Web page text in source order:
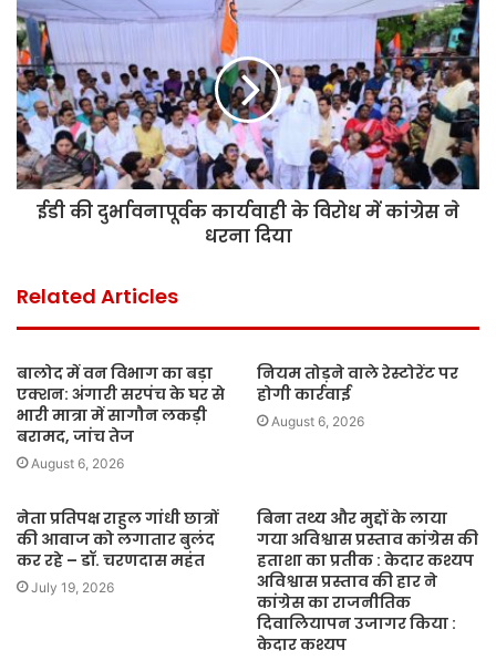
ईडी की दुर्भावनापूर्वक कार्यवाही के विरोध में कांग्रेस ने
धरना दिया
Related Articles
बालोद में वन विभाग का बड़ा
एक्शन: अंगारी सरपंच के घर से
भारी मात्रा में सागौन लकड़ी
बरामद, जांच तेज
August 6, 2026
नियम तोड़ने वाले रेस्टोरेंट पर
होगी कार्रवाई
August 6, 2026
नेता प्रतिपक्ष राहुल गांधी छात्रों
की आवाज को लगातार बुलंद
कर रहे – डॉ. चरणदास महंत
July 19, 2026
बिना तथ्य और मुद्दों के लाया
गया अविश्वास प्रस्ताव कांग्रेस की
हताशा का प्रतीक : केदार कश्यप
अविश्वास प्रस्ताव की हार ने
कांग्रेस का राजनीतिक
दिवालियापन उजागर किया :
केदार कश्यप